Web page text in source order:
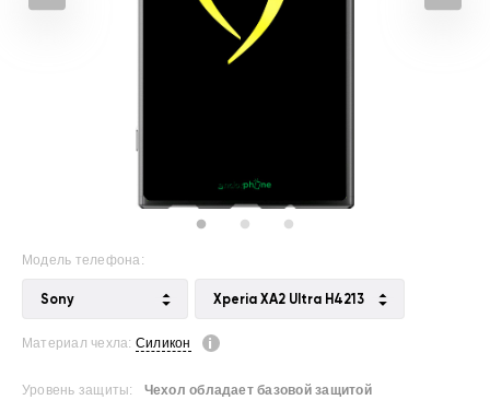
Модель телефона:
Sony Xperia XA2 Ultra H4213
Материал чехла: Силикон
Уровень защиты: Чехол обладает базовой защитой